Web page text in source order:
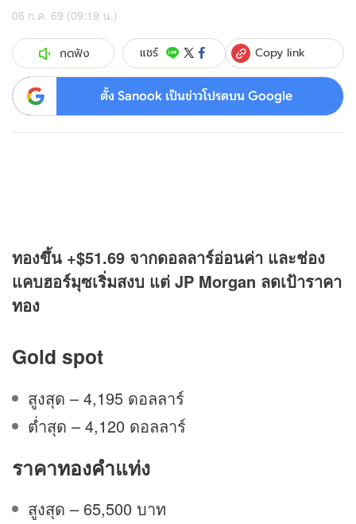
06 ก.ค. 69 (09:19 น.)
กดฟัง แชร์ Copy link
ตั้ง Sanook เป็นข่าวโปรดบน Google
ทองขึ้น +$51.69 จากดอลลาร์อ่อนค่า และช่อง
แคบฮอร์มุซเริ่มสงบ แต่ JP Morgan ลดเป้าราคา
ทอง
Gold spot
สูงสุด – 4,195 ดอลลาร์
ต่ำสุด – 4,120 ดอลลาร์
ราคาทองคำแท่ง
สูงสุด – 65,500 บาท